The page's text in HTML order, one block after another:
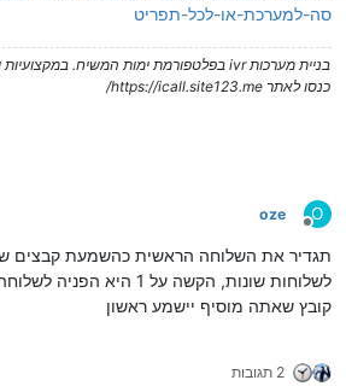
סה-למערכת-או-לכל-תפריט
בניית מערכות ivr בפלטפורמת ימות המשיח. במקצועיות ובנסיון של מעל 5 שנים!
כנסו לאתר https://icall.site123.me/
O
מנותק
oze
תגדיר את השלוחה הראשית כהשמעת קבצים
קובץ שאתה מוסיף יישמע ראשון
2 תגובות